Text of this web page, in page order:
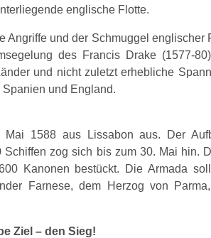
englische Flotte.
Angriffe und der Schmuggel englischer
des Francis Drake (1577-
und nicht zuletzt erhebliche
und England.
1588 aus Lissabon aus. Der
zog sich bis zum 30. Mai hin.
Kanonen bestückt. Die Armada
Farnese, dem Herzog von
Ziel – den Sieg!